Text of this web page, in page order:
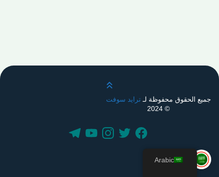
قم بالتمرير لأعلى
جميع الحقوق محفوظة لـترايد سوفت
© 2024
Arabic